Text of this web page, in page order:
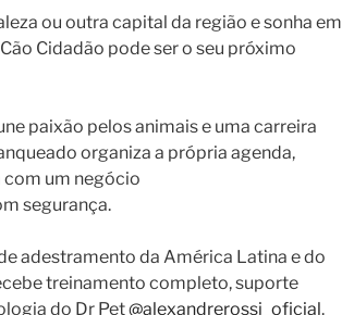
ou outra capital da região e sonha em
Cidadão pode ser o seu próximo
paixão pelos animais e uma carreira
organiza a própria agenda,
um negócio
segurança.
adestramento da América Latina e do
treinamento completo, suporte
do Dr Pet@alexandrerossi_oficial.